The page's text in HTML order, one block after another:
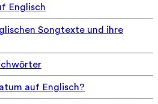
Englisch
Songtexte und ihre
auf Englisch?